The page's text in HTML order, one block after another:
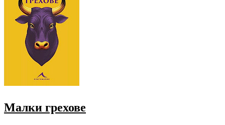
Малки грехове